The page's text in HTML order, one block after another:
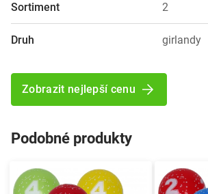
Sortiment 2
Druh girlandy
Zobrazit nejlepší cenu
Podobné produkty